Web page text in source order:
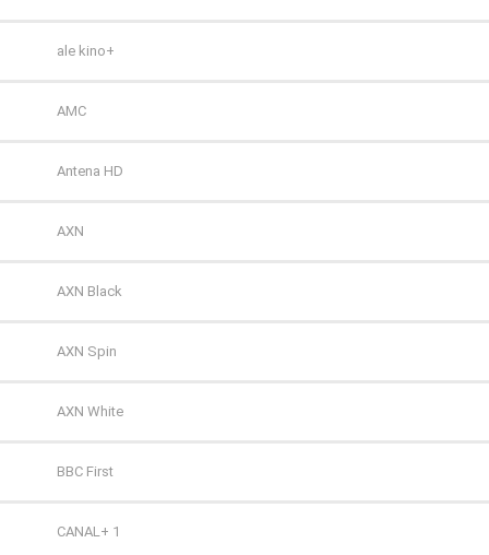
TVN
Polonia 1
Polsat 2
Super Polsat
Tele 5
TV 4
TV 6
TV Puls
TV Puls 2
TVN 7
ale kino+
AMC
Antena HD
AXN
AXN Black
AXN Spin
AXN White
BBC First
CANAL+ 1